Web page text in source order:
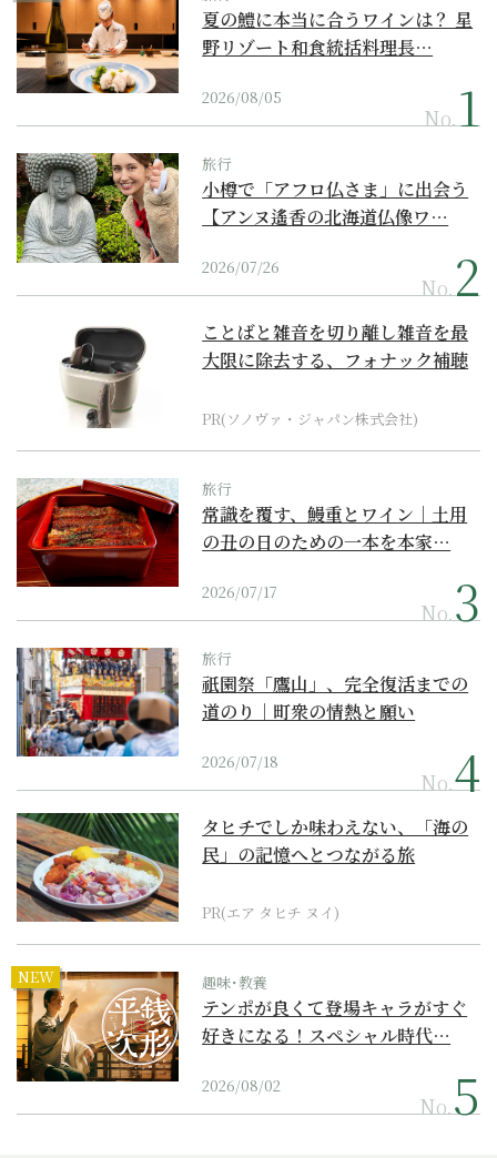
夏の鱧に本当に合うワインは？ 星
野リゾート和食統括料理長…
2026/08/05
No.
旅行
小樽で「アフロ仏さま」に出会う
【アンヌ遙香の北海道仏像ワ…
2026/07/26
No.
ことばと雑音を切り離し雑音を最
大限に除去する、フォナック補聴
PR(ソノヴァ・ジャパン株式会社)
旅行
常識を覆す、鰻重とワイン｜土用
の丑の日のための一本を本家…
2026/07/17
No.
旅行
祇園祭「鷹山」、完全復活までの
道のり｜町衆の情熱と願い
2026/07/18
No.
タヒチでしか味わえない、「海の
民」の記憶へとつながる旅
PR(エア タヒチ ヌイ)
NEW 趣味･教養
テンポが良くて登場キャラがすぐ
好きになる！スペシャル時代…
2026/08/02
No.